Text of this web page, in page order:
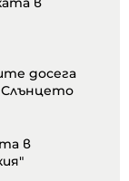
досега
Слънцето
в